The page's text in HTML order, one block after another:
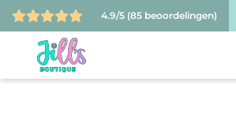
4.9/5 (85 beoordelingen)